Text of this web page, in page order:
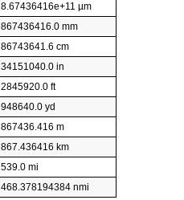
8.67436416e+11 µm
867436416.0 mm
86743641.6 cm
34151040.0 in
2845920.0 ft
948640.0 yd
867436.416 m
867.436416 km
539.0 mi
468.378194384 nmi